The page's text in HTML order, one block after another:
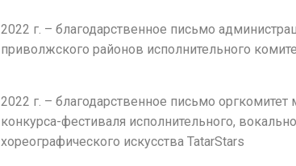
2022 г. – благодарственное письмо
приволжского районов исполнительного
2022 г. – благодарственное письмо
конкурса-фестиваля исполнительного,
хореографического искусства TatarStars